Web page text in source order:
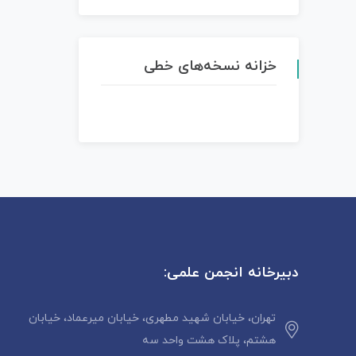
خزانه نسخه‌های خطی
دبیرخانه انجمن علمی:
تهران، خیابان شهید مطهری، خیابان میرعماد، خیابان
هشتم، پلاک هشت واحد سه